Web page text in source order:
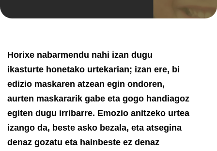
Horixe nabarmendu nahi izan dugu
ikasturte honetako urtekarian; izan ere, bi
edizio maskaren atzean egin ondoren,
aurten maskararik gabe eta gogo handiagoz
egiten dugu irribarre. Emozio anitzeko urtea
izango da, beste asko bezala, eta atsegina
denaz gozatu eta hainbeste ez denaz